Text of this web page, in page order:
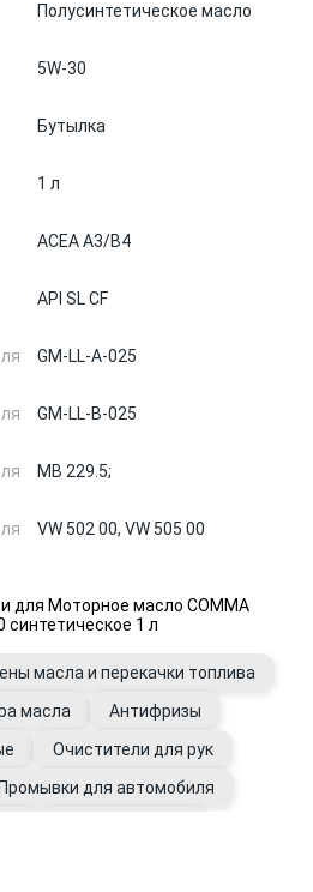
Полусинтетическое масло
5W-30
Бутылка
1 л
ACEA A3/B4
API SL CF
GM-LL-A-025
GM-LL-B-025
MB 229.5;
VW 502 00, VW 505 00
для Моторное масло COMMA
синтетическое 1 л
масла и перекачки топлива
масла
Антифризы
Очистители для рук
Промывки для автомобиля